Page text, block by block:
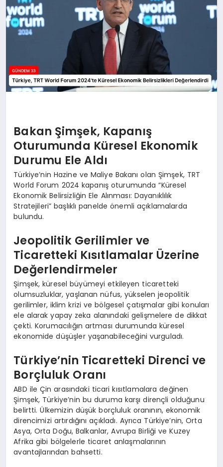
Bakan Şimşek, Kapanış
Oturumunda Küresel Ekonomik
Durumu Ele Aldı
Türkiye’nin Hazine ve Maliye Bakanı olan Şimşek, TRT
World Forum 2024 kapanış oturumunda “Küresel
Ekonomik Belirsizliğin Ele Alınması: Dayanıklılık
Stratejileri” başlıklı panelde önemli açıklamalarda
bulundu.
Jeopolitik Gerilimler ve
Ticaretteki Kısıtlamalar Üzerine
Değerlendirmeler
Şimşek, küresel büyümeyi etkileyen ticaretteki
olumsuzluklar, yaşlanan nüfus, yükselen jeopolitik
gerilimler, iklim krizi ve bölgesel çatışmalar gibi konuları
ele alarak yapay zeka alanındaki gelişmelere de dikkat
çekti. Korumacılığın artması durumunda küresel
ekonomide düşüşler yaşanabileceğini vurguladı.
Türkiye’nin Ticaretteki Direnci ve
Borçluluk Oranı
ABD ile Çin arasındaki ticari kısıtlamalara değinen
Şimşek, Türkiye’nin bu duruma karşı dirençli olduğunu
belirtti. Ülkemizin düşük borçluluk oranının, ekonomik
direncimizi artırdığını açıkladı. Ayrıca Türkiye’nin, Orta
Asya, Orta Doğu, Balkanlar, Avrupa Birliği ve Kuzey
Afrika gibi bölgelerle ticaret anlaşmalarının
avantajlarından bahsetti.